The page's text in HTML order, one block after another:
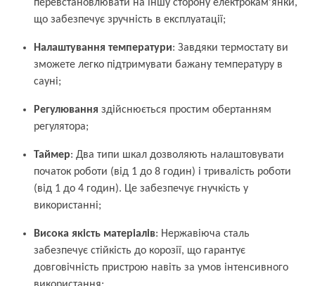
перевстановлювати на іншу сторону електрокам’янки,
що забезпечує зручність в експлуатації;
Налаштування температури: Завдяки термостату ви
зможете легко підтримувати бажану температуру в
сауні;
Регулювання здійснюється простим обертанням
регулятора;
Таймер: Два типи шкал дозволяють налаштовувати
початок роботи (від 1 до 8 годин) і тривалість роботи
(від 1 до 4 годин). Це забезпечує гнучкість у
використанні;
Висока якість матеріалів: Нержавіюча сталь
забезпечує стійкість до корозії, що гарантує
довговічність пристрою навіть за умов інтенсивного